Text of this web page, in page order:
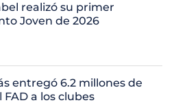
realizó su primer
Joven de 2026
entregó 6.2 millones de
FAD a los clubes